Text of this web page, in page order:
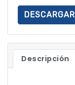
DESCARGAR
Descripción